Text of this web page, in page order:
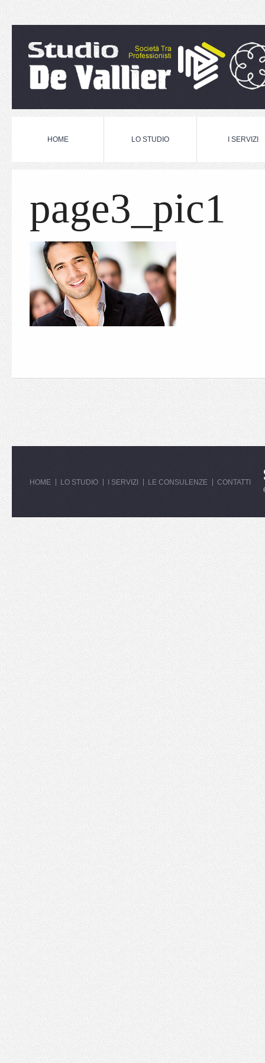
HOME LO STUDIO I SERVIZI
page3_pic1
HOME LO STUDIO I SERVIZI LE CONSULENZE CONTATTI